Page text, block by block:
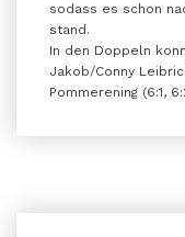
sodass es schon
stand.
In den Doppeln
Jakob/Conny
Pommerening (6:1,